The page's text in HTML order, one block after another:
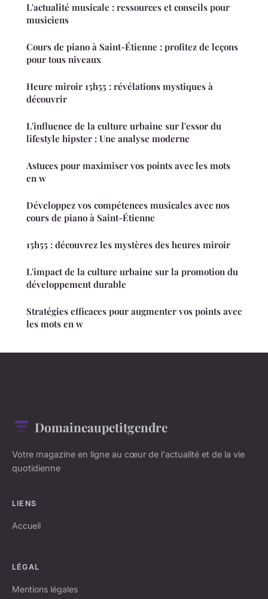
L'actualité musicale : ressources et conseils pour
musiciens
Cours de piano à Saint-Étienne : profitez de leçons
pour tous niveaux
Heure miroir 15h55 : révélations mystiques à
découvrir
L'influence de la culture urbaine sur l'essor du
lifestyle hipster : Une analyse moderne
Astuces pour maximiser vos points avec les mots
en w
Développez vos compétences musicales avec nos
cours de piano à Saint-Étienne
15h55 : découvrez les mystères des heures miroir
L'impact de la culture urbaine sur la promotion du
développement durable
Stratégies efficaces pour augmenter vos points avec
les mots en w
Domaineaupetitgendre
Votre magazine en ligne au cœur de l'actualité et de la vie
quotidienne
LIENS
Accueil
LÉGAL
Mentions légales